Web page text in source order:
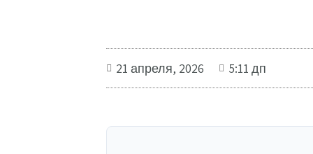
21 апреля, 2026 5:11 дп